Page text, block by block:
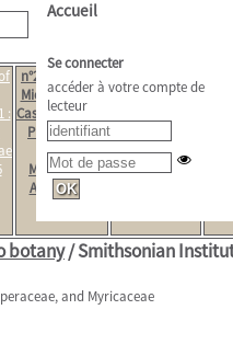
:
n°24 - Flora of
Micronesia, 2 :
Casuarinaceae,
Piperaceae,
and
Myricaceae
Année 1975
Revision of the
(Parmeliaceae)
in Tropical
botany/ Smithsonian
and Myricaceae
Accueil
Se connecter
accéder à votre compte de
lecteur